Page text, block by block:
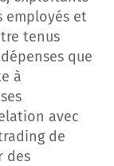
employés et
tenus
que
à
avec
de
des